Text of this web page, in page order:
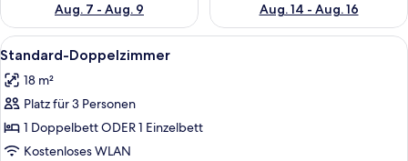
Aug. 7 - Aug. 9
Aug. 14 - Aug. 16
Alle
Fotos
für
Standard-
Doppelzimmer
anzeigen
Ein Hotelzimmer mit einem
4
Standard-Doppelzimmer
18 m²
Platz für 3 Personen
1 Doppelbett ODER 1 Einzelbett
Kostenloses WLAN